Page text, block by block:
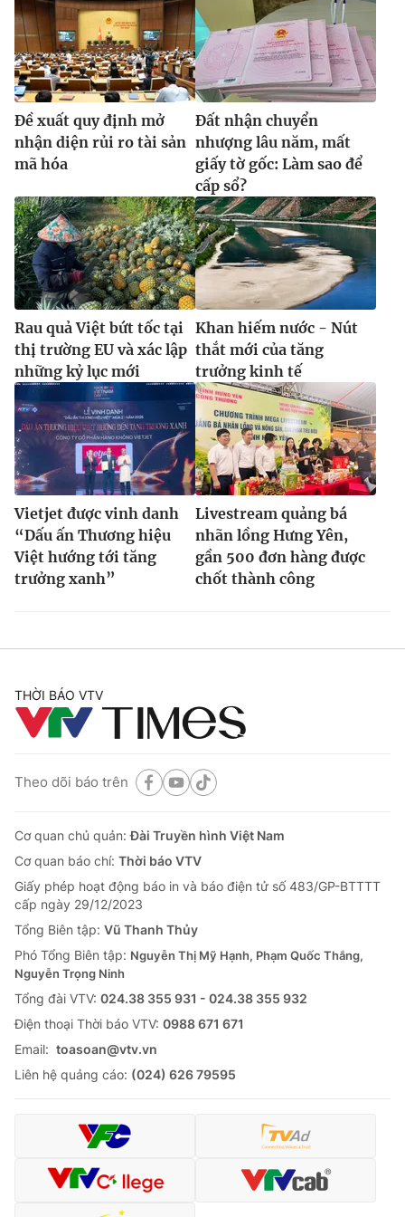
Ðiện thoại Thời báo VTV:
024.66 897 897
Email: toasoan@vtv.vn
Liên hệ quảng cáo:024-7300.7108
® Cấm sao chép dưới mọi hình thức nếu không có sự chấp
thuận bằng văn bản. Ghi rõ nguồn VTV.vn khi phát hành lại
thông tin từ website này.
Ðề xuất quy định mở
nhận diện rủi ro tài sản
mã hóa
Đất nhận chuyển
nhượng lâu năm, mất
giấy tờ gốc: Làm sao để
cấp sổ?
Rau quả Việt bứt tốc tại
thị trường EU và xác lập
những kỷ lục mới
Khan hiếm nước - Nút
thắt mới của tăng
trưởng kinh tế
Vietjet được vinh danh
“Dấu ấn Thương hiệu
Việt hướng tới tăng
trưởng xanh”
Livestream quảng bá
nhãn lồng Hưng Yên,
gần 500 đơn hàng được
chốt thành công
THỜI BÁO VTV
Theo dõi báo trên
Cơ quan chủ quản:Đài Truyền hình Việt Nam
Cơ quan báo chí: Thời báo VTV
Giấy phép hoạt động báo in và báo điện tử số 483/GP-BTTTT
cấp ngày 29/12/2023
Tổng Biên tập: Vũ Thanh Thủy
Phó Tổng Biên tập: Nguyễn Thị Mỹ Hạnh, Phạm Quốc Thắng,
Nguyễn Trọng Ninh
Tổng đài VTV: 024.38 355 931 - 024.38 355 932
Ðiện thoại Thời báo VTV: 0988 671 671
Email: toasoan@vtv.vn
Liên hệ quảng cáo: (024) 626 79595